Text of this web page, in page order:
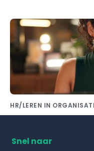
HR/LEREN IN
Snel naar